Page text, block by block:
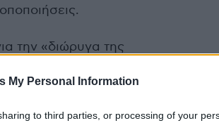
My Personal Information
to third parties, or processing of your
την «διώρυγα της
του από την διέλευση των